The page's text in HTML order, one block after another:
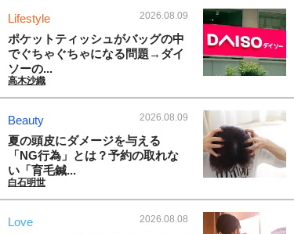
Lifestyle 2026.08.09
ポケットティッシュがバッグの中
でぐちゃぐちゃになる問題→ダイ
ソーの...
高木沙織
Beauty 2026.08.09
夏の頭皮にダメージを与える
「NG行為」とは？予約の取れな
い「育毛鍼...
白石明世
Love 2026.08.08